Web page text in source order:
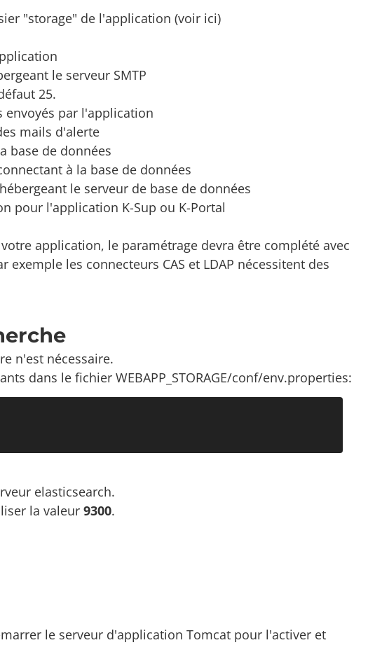
"storage" de l'application (voir ici)
le serveur SMTP
25.
envoyés par l'application
mails d'alerte
base de données
à la base de données
le serveur de base de données
pour l'application K-Sup ou K-Portal
application, le paramétrage devra être complété avec
les connecteurs CAS et LDAP nécessitent des
n'est nécessaire.
dans le fichier WEBAPP_STORAGE/conf/env.properties:
elasticsearch.
la valeur 9300.
le serveur d'application Tomcat pour l'activer et